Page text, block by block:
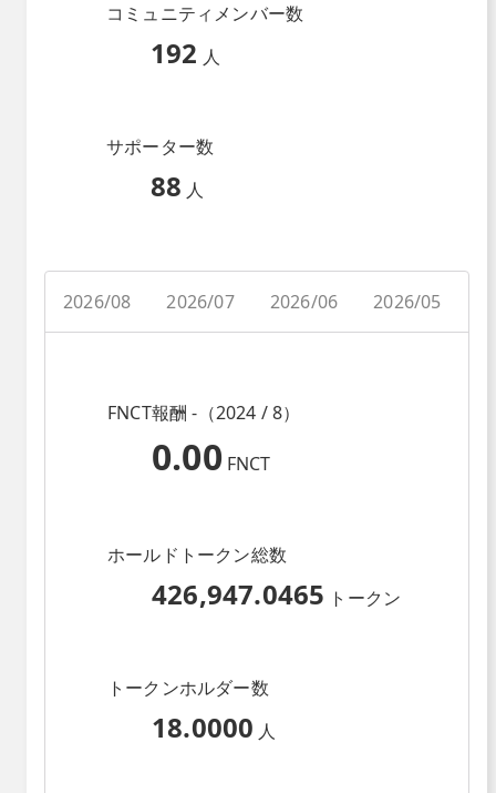
コミュニティメンバー数
192 人
サポーター数
88 人
2026/08 2026/07 2026/06 2026/05
FNCT報酬 -（2024 / 8）
0.00 FNCT
ホールドトークン総数
426,947.0465 トークン
トークンホルダー数
18.0000 人